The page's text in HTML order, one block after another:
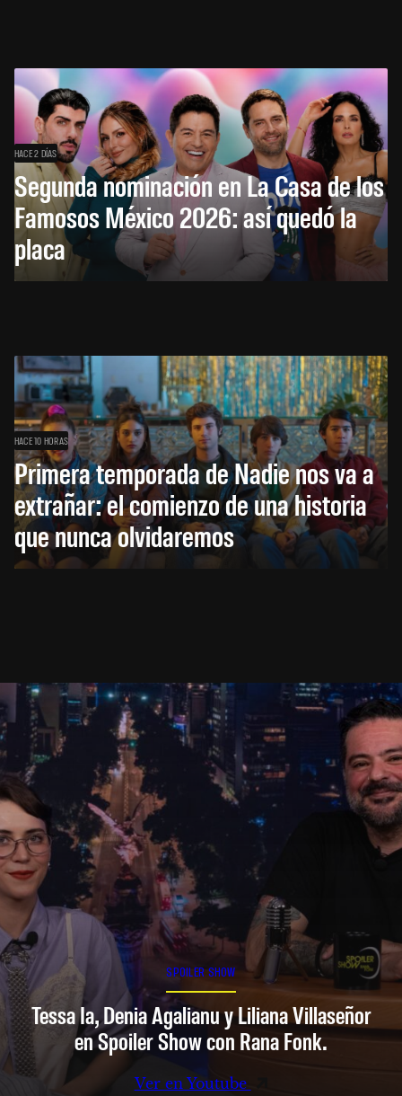
HACE 2 DÍAS
Segunda nominación en La Casa de los
Famosos México 2026: así quedó la
placa
HACE 10 HORAS
Primera temporada de Nadie nos va a
extrañar: el comienzo de una historia
que nunca olvidaremos
SPOILER SHOW
Tessa Ia, Denia Agalianu y Liliana Villaseñor
en Spoiler Show con Rana Fonk.
Ver en Youtube